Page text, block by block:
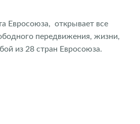
Евросоюза, открывает все
передвижения, жизни,
из 28 стран Евросоюза.